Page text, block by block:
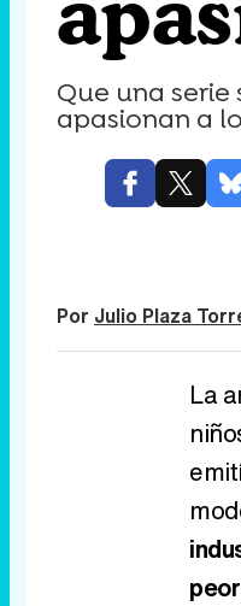
Que una
apasionan a
Por Julio Plaza
La
peor